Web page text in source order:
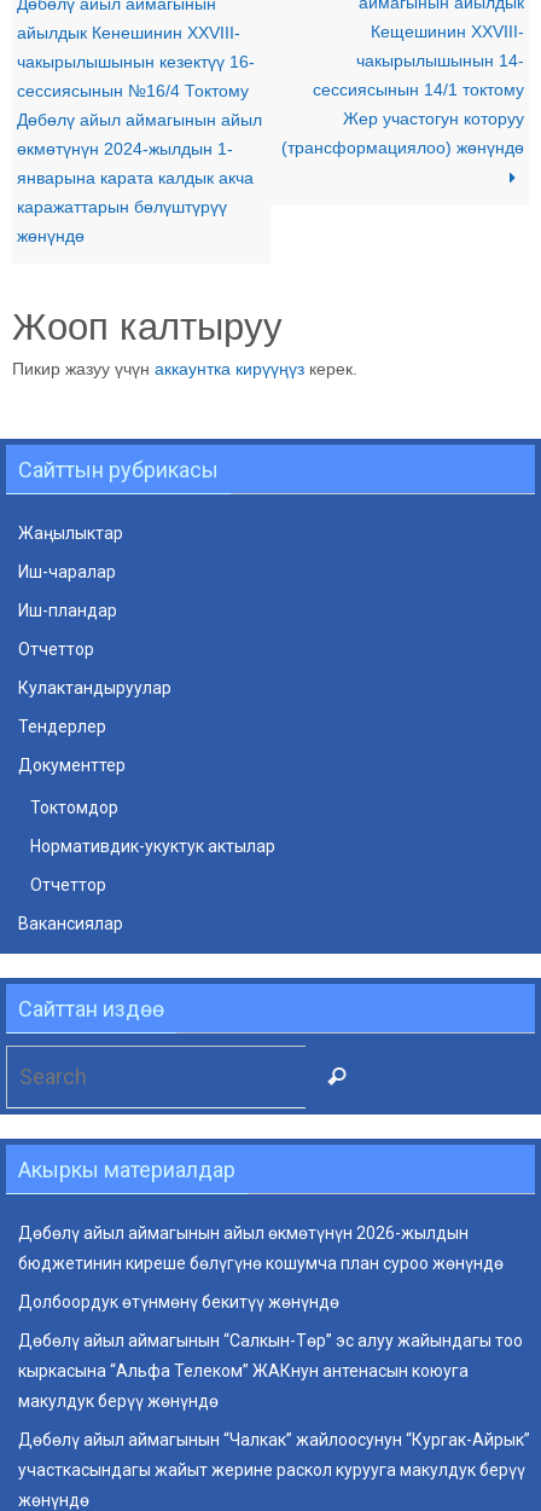
Дөбөлү айыл аймагынын
айылдык Кенешинин ХХVIII-
чакырылышынын кезектүү 16-
сессиясынын №16/4 Токтому
Дөбөлү айыл аймагынын айыл
өкмөтүнүн 2024-жылдын 1-
январына карата калдык акча
каражаттарын бөлүштүрүү
жөнүндө
Кещешинин ХХVIII-
чакырылышынын 14-
сессиясынын 14/1 токтому
Жер участогун которуу
(трансформациялоо) жɵнүндɵ
Жооп калтыруу
Пикир жазуу үчүн аккаунтка кирүүңүз керек.
Сайттын рубрикасы
Жаңылыктар
Иш-чаралар
Иш-пландар
Отчеттор
Кулактандыруулар
Тендерлер
Документтер
Токтомдор
Нормативдик-укуктук актылар
Отчеттор
Вакансиялар
Сайттан издөө
Search
Акыркы материалдар
Дөбөлү айыл аймагынын айыл өкмөтүнүн 2026-жылдын
бюджетинин киреше бөлүгүнө кошумча план суроо жөнүндө
Долбоордук өтүнмөнү бекитүү жөнүндө
Дөбөлү айыл аймагынын “Салкын-Төр” эс алуу жайындагы тоо
кыркасына “Альфа Телеком” ЖАКнун антенасын коюуга
макулдук берүү жөнүндө
Дөбөлү айыл аймагынын “Чалкак” жайлоосунун “Кургак-Айрык”
участкасындагы жайыт жерине раскол курууга макулдук берүү
жөнүндө